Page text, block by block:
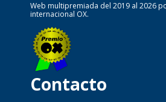
Web multipremiada del 2019 al 2026
internacional OX.
Contacto